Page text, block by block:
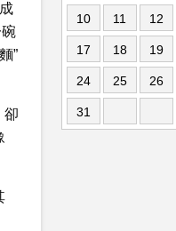
”
卻
10 11 12
17 18 19
24 25 26
31